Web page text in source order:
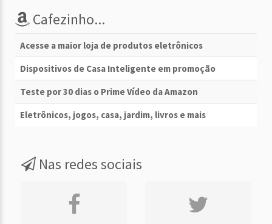
Cafezinho...
Acesse a maior loja de produtos eletrônicos
Dispositivos de Casa Inteligente em promoção
Teste por 30 dias o Prime Vídeo da Amazon
Eletrônicos, jogos, casa, jardim, livros e mais
Nas redes sociais